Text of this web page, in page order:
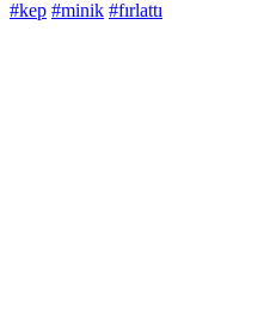
#kep #minik #fırlattı